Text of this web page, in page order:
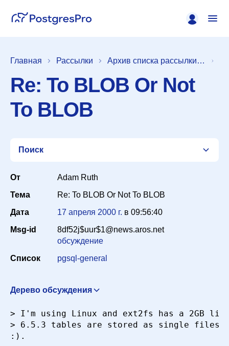
Главная Рассылки Архив списка рассылки [pgsql-general]
Re: To BLOB Or Not
To BLOB
Поиск
Период
Искать
От
Adam Ruth
Тема
Re: To BLOB Or Not To BLOB
Дата
17 апреля 2000 г. в 09:56:40
Msg-id
8df52j$uur$1@news.aros.net
обсуждение
Список
pgsql-general
Дерево обсуждения
<aruth@intercation.com>
17 апреля 2000 г. в 09:56:40
Re: To BLOB Or Not To BLOB
> I'm using Linux and ext2fs has a 2GB
> 6.5.3 tables are stored as single files,
:).